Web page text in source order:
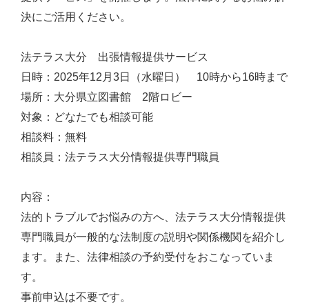
決にご活用ください。
法テラス大分 出張情報提供サービス
日時：2025年12月3日（水曜日） 10時から16時まで
場所：大分県立図書館 2階ロビー
対象：どなたでも相談可能
相談料：無料
相談員：法テラス大分情報提供専門職員
内容：
法的トラブルでお悩みの方へ、法テラス大分情報提供
専門職員が一般的な法制度の説明や関係機関を紹介し
ます。また、法律相談の予約受付をおこなっていま
す。
事前申込は不要です。